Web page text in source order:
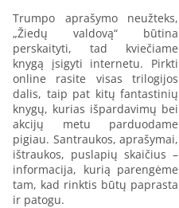
Trumpo aprašymo neužteks,
„Žiedų valdovą“ būtina
perskaityti, tad kviečiame
knygą įsigyti internetu. Pirkti
online rasite visas trilogijos
dalis, taip pat kitų fantastinių
knygų, kurias išpardavimų bei
akcijų metu parduodame
pigiau. Santraukos, aprašymai,
ištraukos, puslapių skaičius –
informacija, kurią parengėme
tam, kad rinktis būtų paprasta
ir patogu.